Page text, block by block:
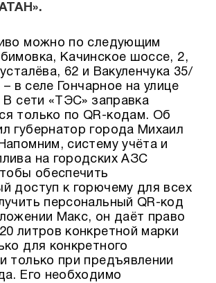
можно по следующим
Качинское шоссе, 2,
62 и Вакуленчука 35/
в селе Гончарное на улице
сети «ТЭС» заправка
только по QR-кодам. Об
губернатор города Михаил
систему учёта и
на городских АЗС
обеспечить
доступ к горючему для всех
персональный QR-код
Макс, он даёт право
литров конкретной марки
для конкретного
только при предъявлении
Его необходимо